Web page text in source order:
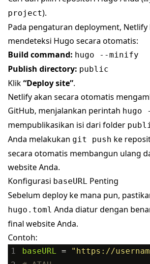
project).
Pada pengaturan deployment, Netlify
mendeteksi Hugo secara otomatis:
Build command: hugo --minify
Publish directory: public
Klik“Deploy site”.
Netlify akan secara otomatis
GitHub, menjalankan perintah hugo
mempublikasikan isi dari folder
Anda melakukan git push ke
secara otomatis membangun ulang
website Anda.
Konfigurasi baseURL Penting
Sebelum deploy ke mana pun,
hugo.toml Anda diatur dengan
final website Anda.
Contoh:
1 baseURL =
"https://